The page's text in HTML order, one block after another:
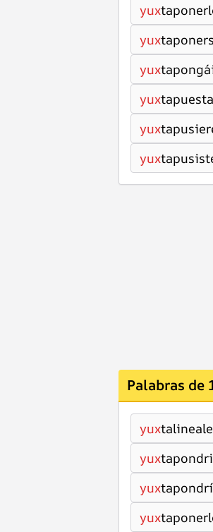
yux
yux
yux
yux
yux
yux
Palabras de
yux
yux
yux
yux